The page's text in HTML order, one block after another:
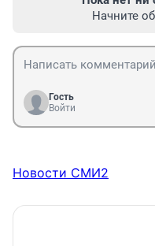
Начните
Гость
Войти
Новости СМИ2